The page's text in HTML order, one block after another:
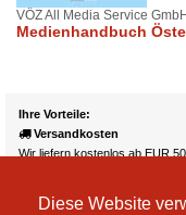
Diese Website
VÖZ All Media Service
Medienhandbuch
Ihre Vorteile:
Versandkosten
Wir liefern kostenlos ab EUR